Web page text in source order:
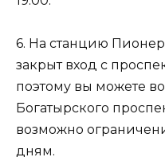
6. На станцию
закрыт вход с
поэтому вы можете
Богатырского
возможно
дням.